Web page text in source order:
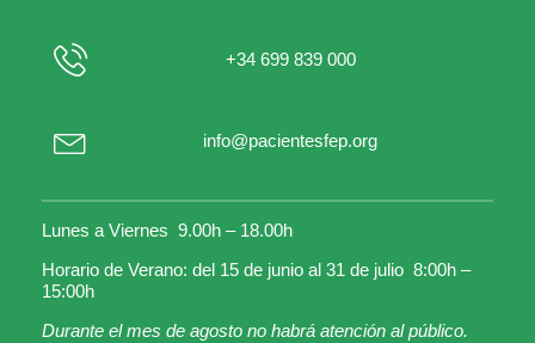
+34 699 839 000
info@pacientesfep.org
Lunes a Viernes 9.00h – 18.00h
Horario de Verano: del 15 de junio al 31 de julio 8:00h –
15:00h
Durante el mes de agosto no habrá atención al público.